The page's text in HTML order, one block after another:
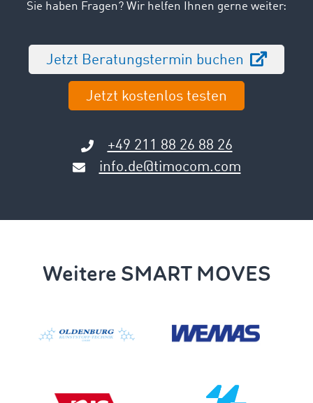
Sie haben Fragen? Wir helfen Ihnen gerne weiter:
Jetzt Beratungstermin buchen
Jetzt kostenlos testen
+49 211 88 26 88 26
info.de@timocom.com
Weitere SMART MOVES